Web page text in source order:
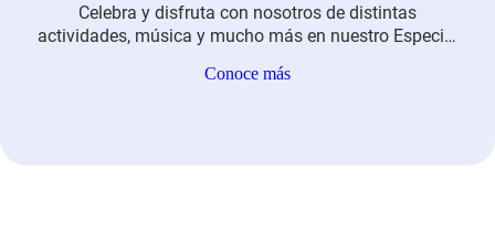
Celebra y disfruta con nosotros de distintas
actividades, música y mucho más en nuestro Especial
Conoce más